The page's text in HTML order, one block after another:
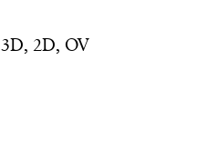
3D, 2D, OV